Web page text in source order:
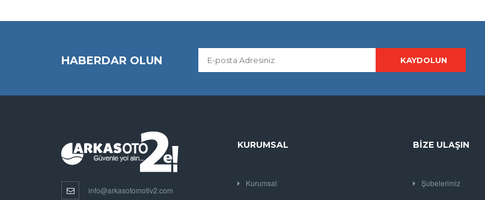
HABERDAR OLUN
info@arkasotomotiv2.com
KURUMSAL
Kurumsal
BIZE ULAŞIN
Şubelerimiz